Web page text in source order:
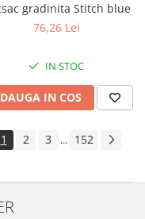
gradinita Stitch blue
76,26 Lei
IN STOC
IN COS
1 2 3 ... 152